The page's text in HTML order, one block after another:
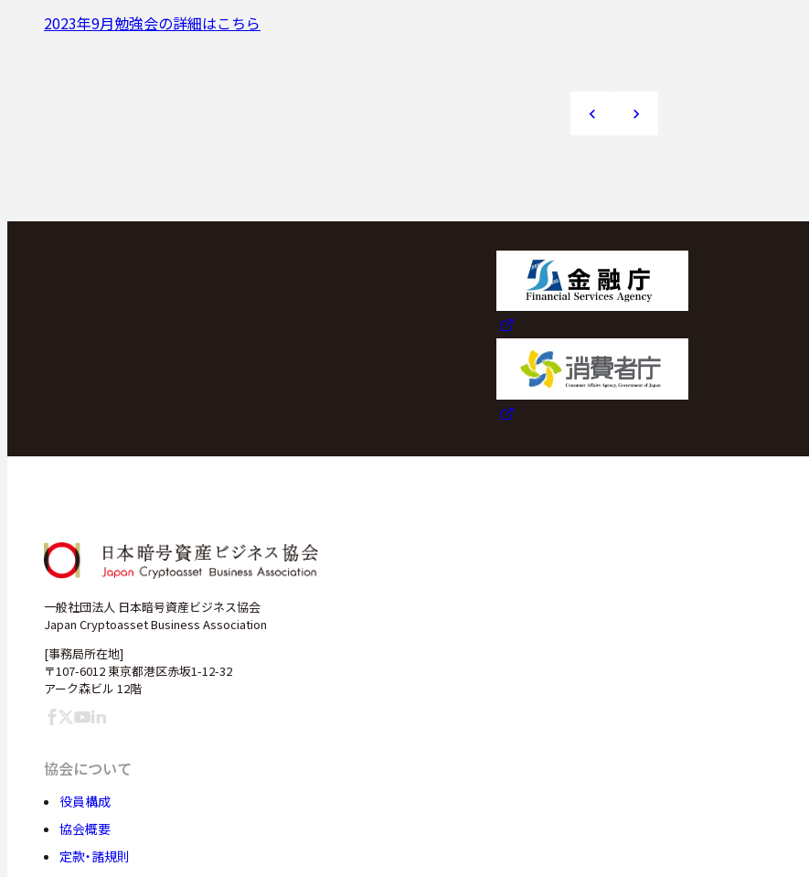
2023年9月勉強会の詳細はこちら
一般社団法人 日本暗号資産ビジネス協会
Japan Cryptoasset Business Association
[事務局所在地]
〒107-6012 東京都港区赤坂1-12-32
アーク森ビル 12階
協会について
役員構成
協会概要
定款・諸規則